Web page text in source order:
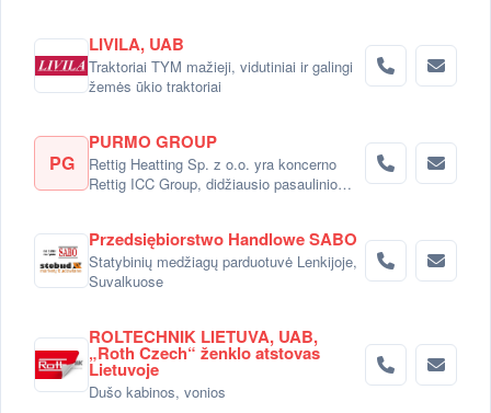
LIVILA, UAB
Traktoriai TYM mažieji, vidutiniai ir galingi
žemės ūkio traktoriai
PG
PURMO GROUP
Rettig Heatting Sp. z o.o. yra koncerno
Rettig ICC Group, didžiausio pasaulinio
Przedsiębiorstwo Handlowe SABO
Statybinių medžiagų parduotuvė Lenkijoje,
Suvalkuose
ROLTECHNIK LIETUVA, UAB,
„Roth Czech“ ženklo atstovas
Lietuvoje
Dušo kabinos, vonios